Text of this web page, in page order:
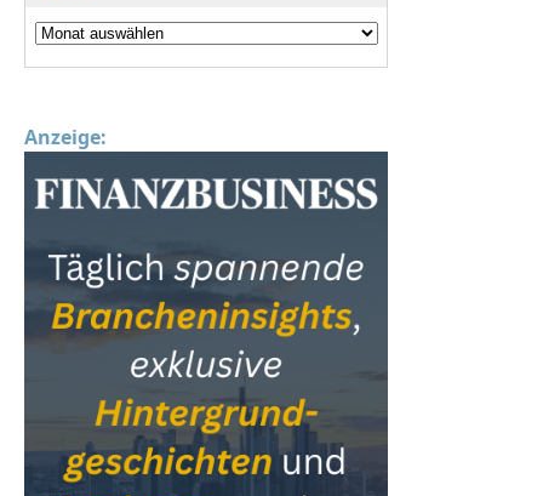
Anzeige: